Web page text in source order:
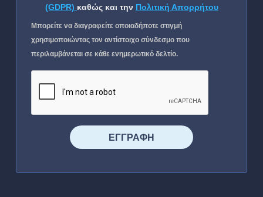
(GDPR) καθώς και την Πολιτική Απορρήτου
Μπορείτε να διαγραφείτε οποιαδήποτε στιγμή
χρησιμοποιώντας τον αντίστοιχο σύνδεσμο που
περιλαμβάνεται σε κάθε ενημερωτικό δελτίο.
⠀⠀⠀⠀ΕΓΓΡΑΦΗ⠀⠀⠀⠀